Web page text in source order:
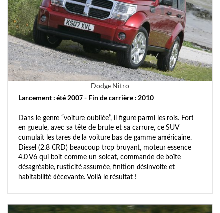
Dodge Nitro
Lancement : été 2007 - Fin de carrière : 2010
Dans le genre “voiture oubliée”, il figure parmi les rois. Fort
en gueule, avec sa tête de brute et sa carrure, ce SUV
cumulait les tares de la voiture bas de gamme américaine.
Diesel (2.8 CRD) beaucoup trop bruyant, moteur essence
4.0 V6 qui boit comme un soldat, commande de boîte
désagréable, rusticité assumée, finition désinvolte et
habitabilité décevante. Voilà le résultat !